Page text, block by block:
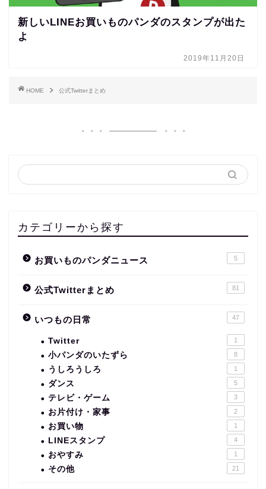
新しいLINEお買いものパンダのスタンプが出た
よ
2019年11月20日
HOME 公式Twitterまとめ
カテゴリーから探す
お買いものパンダニュース 5
公式Twitterまとめ 81
いつもの日常 47
Twitter 1
小パンダのいたずら 8
うしろうしろ 1
ダンス 5
テレビ・ゲーム 3
お片付け・家事 2
お買い物 1
LINEスタンプ 4
おやすみ 1
その他 21